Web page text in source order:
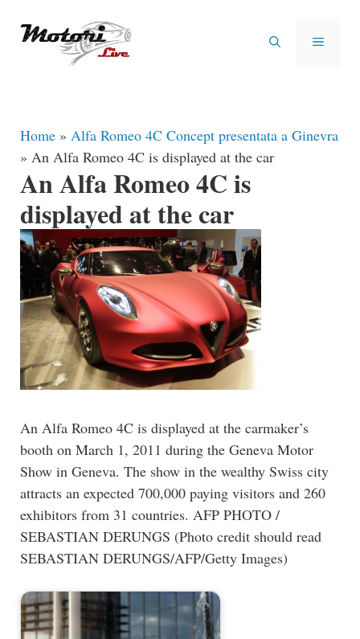
MENU
Home » Alfa Romeo 4C Concept presentata a Ginevra
» An Alfa Romeo 4C is displayed at the car
An Alfa Romeo 4C is
displayed at the car
An Alfa Romeo 4C is displayed at the carmaker’s
booth on March 1, 2011 during the Geneva Motor
Show in Geneva. The show in the wealthy Swiss city
attracts an expected 700,000 paying visitors and 260
exhibitors from 31 countries. AFP PHOTO /
SEBASTIAN DERUNGS (Photo credit should read
SEBASTIAN DERUNGS/AFP/Getty Images)